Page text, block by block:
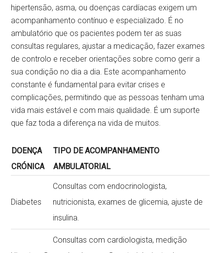
hipertensão, asma, ou doenças cardíacas exigem um
acompanhamento contínuo e especializado. É no
ambulatório que os pacientes podem ter as suas
consultas regulares, ajustar a medicação, fazer exames
de controlo e receber orientações sobre como gerir a
sua condição no dia a dia. Este acompanhamento
constante é fundamental para evitar crises e
complicações, permitindo que as pessoas tenham uma
vida mais estável e com mais qualidade. É um suporte
que faz toda a diferença na vida de muitos.
DOENÇA
CRÓNICA
TIPO DE ACOMPANHAMENTO
AMBULATORIAL
Diabetes
Consultas com endocrinologista,
nutricionista, exames de glicemia, ajuste de
insulina.
Consultas com cardiologista, medição